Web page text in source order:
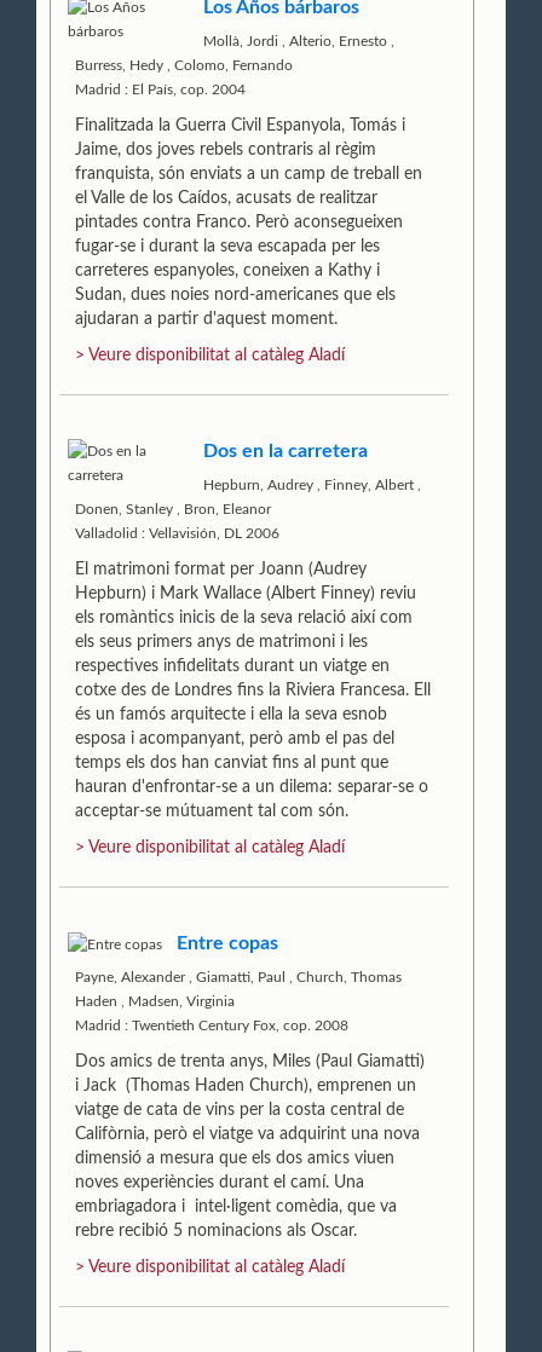
Los Años bárbaros
Mollà, Jordi ,Alterio, Ernesto
Burress, Hedy
,Colomo, Fernando
Madrid : El País, cop. 2004
Finalitzada la Guerra Civil Espanyola, Tomás i
Jaime, dos joves rebels contraris al règim
franquista, són enviats a un camp de treball en
el Valle de los Caídos, acusats de realitzar
pintades contra Franco. Però aconsegueixen
fugar-se i durant la seva escapada per les
carreteres espanyoles, coneixen a Kathy i
Sudan, dues noies nord-americanes que els
ajudaran a partir d'aquest moment.
> Veure disponibilitat al catàleg Aladí
Dos en la carretera
Hepburn, Audrey Finney, Albert
Donen, Stanley
Bron, Eleanor
Valladolid : Vellavisión, DL 2006
El matrimoni format per Joann (Audrey
Hepburn) i Mark Wallace (Albert Finney) reviu
els romàntics inicis de la seva relació així com
els seus primers anys de matrimoni i les
respectives infidelitats durant un viatge en
cotxe des de Londres fins la Riviera Francesa. Ell
és un famós arquitecte i ella la seva esnob
esposa i acompanyant, però amb el pas del
temps els dos han canviat fins al punt que
hauran d'enfrontar-se a un dilema: separar-se o
acceptar-se mútuament tal com són.
> Veure disponibilitat al catàleg Aladí
Entre copas
Payne, Alexander ,Giamatti, Paul ,Church, Thomas
Haden
Madsen, Virginia
Madrid : Twentieth Century Fox, cop. 2008
Dos amics de trenta anys, Miles (Paul Giamatti)
i Jack (Thomas Haden Church), emprenen un
viatge de cata de vins per la costa central de
Califòrnia, però el viatge va adquirint una nova
dimensió a mesura que els dos amics viuen
noves experiències durant el camí. Una
embriagadora i intel·ligent comèdia, que va
rebre recibió 5 nominacions als Oscar.
> Veure disponibilitat al catàleg Aladí